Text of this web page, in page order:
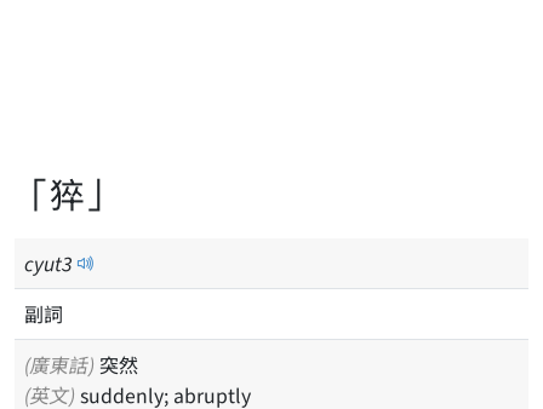
「猝」
cyut3
副詞
(廣東話) 突然
(英文) suddenly; abruptly